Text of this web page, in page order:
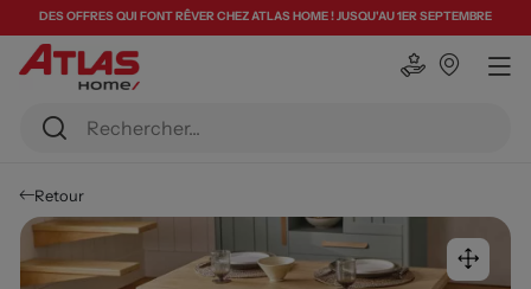
DES OFFRES QUI FONT RÊVER CHEZ ATLAS HOME ! JUSQU'AU 1ER SEPTEMBRE
Retour